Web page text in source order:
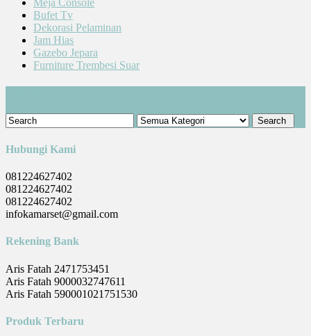
Meja Console
Bufet Tv
Dekorasi Pelaminan
Jam Hias
Gazebo Jepara
Furniture Trembesi Suar
Hubungi Kami
081224627402
081224627402
081224627402
infokamarset@gmail.com
Rekening Bank
Aris Fatah 2471753451
Aris Fatah 9000032747611
Aris Fatah 590001021751530
Produk Terbaru